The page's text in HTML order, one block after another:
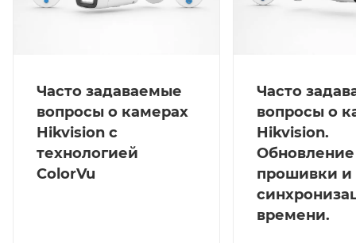
Часто задаваемые
вопросы о камерах
Hikvision с
технологией
ColorVu
Часто
вопросы о
Hikvision.
Обновление
прошивки и
времени.